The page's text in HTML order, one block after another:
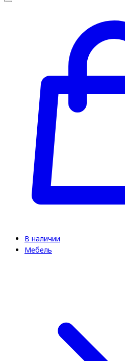
В наличии
Мебель